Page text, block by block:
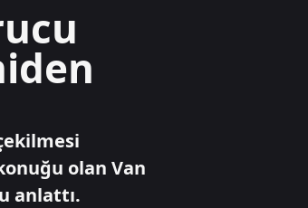
fiyatlarında
savaş
deprem
nereye
olan Van
anlattı.